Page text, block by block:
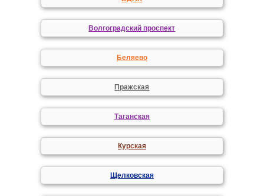
Волгоградский проспект
Беляево
Пражская
Таганская
Курская
Щелковская